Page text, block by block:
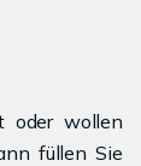
oder wollen
füllen Sie